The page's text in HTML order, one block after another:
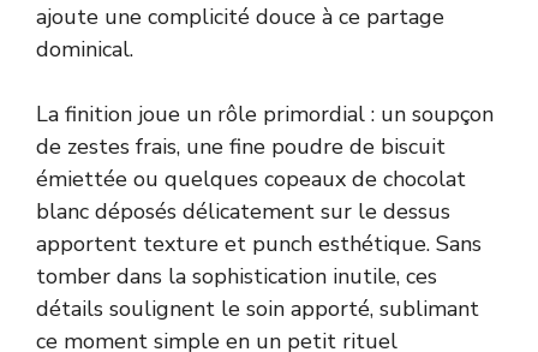
ajoute une complicité douce à ce partage
dominical.
La finition joue un rôle primordial : un soupçon
de zestes frais, une fine poudre de biscuit
émiettée ou quelques copeaux de chocolat
blanc déposés délicatement sur le dessus
apportent texture et punch esthétique. Sans
tomber dans la sophistication inutile, ces
détails soulignent le soin apporté, sublimant
ce moment simple en un petit rituel